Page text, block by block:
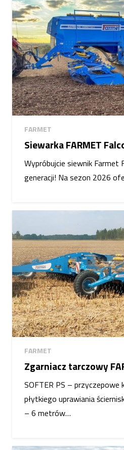
FARMET
Siewarka FARMET
Wypróbujcie siewnik Farmet
generacji! Na sezon 2026
FARMET
Zgarniacz tarczowy
SOFTER PS – przyczepowe
płytkiego uprawiania
– 6 metrów…